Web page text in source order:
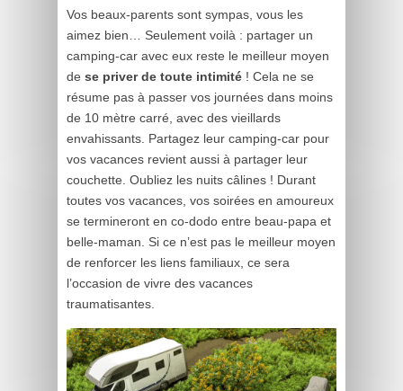
Vos beaux-parents sont sympas, vous les
aimez bien… Seulement voilà : partager un
camping-car avec eux reste le meilleur moyen
de se priver de toute intimité ! Cela ne se
résume pas à passer vos journées dans moins
de 10 mètre carré, avec des vieillards
envahissants. Partagez leur camping-car pour
vos vacances revient aussi à partager leur
couchette. Oubliez les nuits câlines ! Durant
toutes vos vacances, vos soirées en amoureux
se termineront en co-dodo entre beau-papa et
belle-maman. Si ce n’est pas le meilleur moyen
de renforcer les liens familiaux, ce sera
l’occasion de vivre des vacances
traumatisantes.